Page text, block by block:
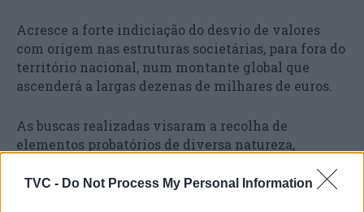
TVC - Do Not Process My Personal Information
Acresce a forte indiciação do desvio de valores
com origem nas estruturas societárias, para fora do
território nacional, num montante global que
ascenderá a largas dezenas de milhares de euros.
As buscas realizadas visaram a recolha de
elementos probatórios de diversa natureza,
inquérito.